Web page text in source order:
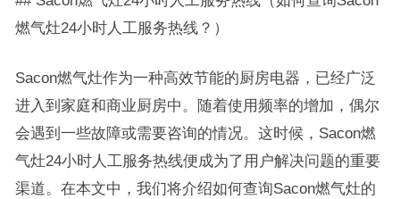
燃气灶24小时人工服务热线？）
Sacon燃气灶作为一种高效节能的厨房电器，已经广泛
进入到家庭和商业厨房中。随着使用频率的增加，偶尔
会遇到一些故障或需要咨询的情况。这时候，Sacon燃
气灶24小时人工服务热线便成为了用户解决问题的重要
渠道。在本文中，我们将介绍如何查询Sacon燃气灶的